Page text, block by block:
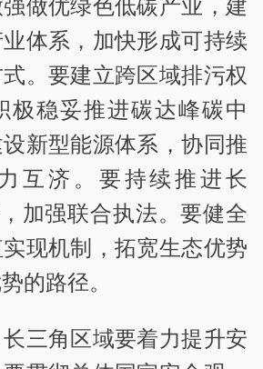
做优绿色低碳产业，建
体系，加快形成可持续
。要建立跨区域排污权
极稳妥推进碳达峰碳中
新型能源体系，协同推
互济。要持续推进长
加强联合执法。要健全
现机制，拓宽生态优势
的路径。
三角区域要着力提升安